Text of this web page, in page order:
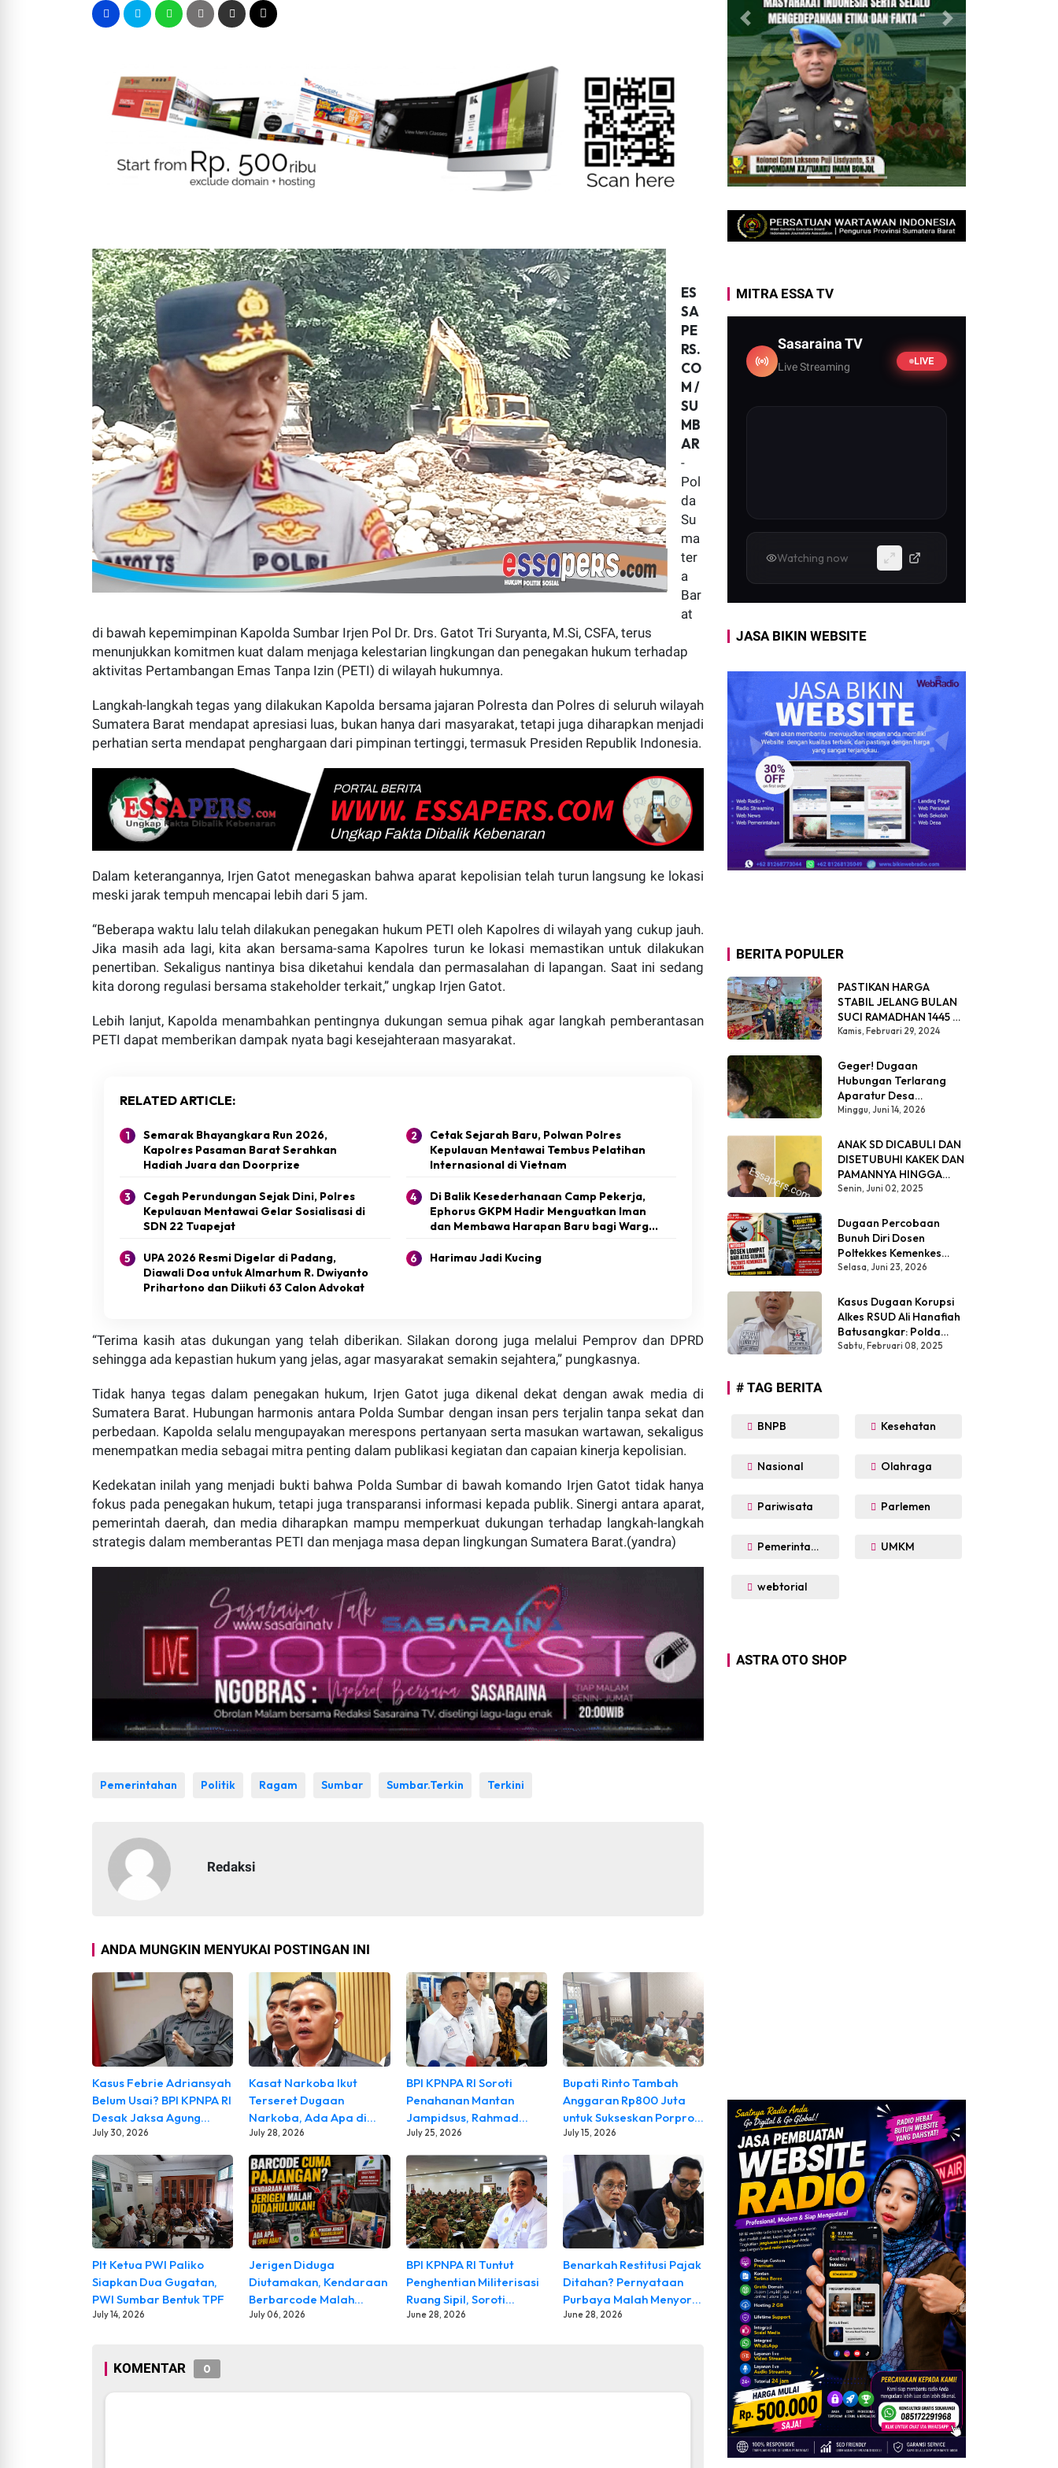
ES
SA
PE
RS.
CO
M /
SU
MB
AR
-
Pol
da
Su
ma
ter
a
Bar
at
di bawah kepemimpinan Kapolda Sumbar Irjen Pol Dr. Drs. Gatot Tri Suryanta, M.Si, CSFA, terus
menunjukkan komitmen kuat dalam menjaga kelestarian lingkungan dan penegakan hukum terhadap
aktivitas Pertambangan Emas Tanpa Izin (PETI) di wilayah hukumnya.
Langkah-langkah tegas yang dilakukan Kapolda bersama jajaran Polresta dan Polres di seluruh wilayah
Sumatera Barat mendapat apresiasi luas, bukan hanya dari masyarakat, tetapi juga diharapkan menjadi
perhatian serta mendapat penghargaan dari pimpinan tertinggi, termasuk Presiden Republik Indonesia.
Dalam keterangannya, Irjen Gatot menegaskan bahwa aparat kepolisian telah turun langsung ke lokasi
meski jarak tempuh mencapai lebih dari 5 jam.
“Beberapa waktu lalu telah dilakukan penegakan hukum PETI oleh Kapolres di wilayah yang cukup jauh.
Jika masih ada lagi, kita akan bersama-sama Kapolres turun ke lokasi memastikan untuk dilakukan
penertiban. Sekaligus nantinya bisa diketahui kendala dan permasalahan di lapangan. Saat ini sedang
kita dorong regulasi bersama stakeholder terkait,” ungkap Irjen Gatot.
Lebih lanjut, Kapolda menambahkan pentingnya dukungan semua pihak agar langkah pemberantasan
PETI dapat memberikan dampak nyata bagi kesejahteraan masyarakat.
RELATED ARTICLE
Semarak Bhayangkara Run 2026,
Kapolres Pasaman Barat Serahkan
Hadiah Juara dan Doorprize
Cetak Sejarah Baru, Polwan Polres
Kepulauan Mentawai Tembus Pelatihan
Internasional di Vietnam
Cegah Perundungan Sejak Dini, Polres
Kepulauan Mentawai Gelar Sosialisasi di
SDN 22 Tuapejat
Di Balik Kesederhanaan Camp Pekerja,
Ephorus GKPM Hadir Menguatkan Iman
dan Membawa Harapan Baru bagi Warga
UPA 2026 Resmi Digelar di Padang,
Diawali Doa untuk Almarhum R. Dwiyanto
Prihartono dan Diikuti 63 Calon Advokat
Harimau Jadi Kucing
“Terima kasih atas dukungan yang telah diberikan. Silakan dorong juga melalui Pemprov dan DPRD
sehingga ada kepastian hukum yang jelas, agar masyarakat semakin sejahtera,” pungkasnya.
Tidak hanya tegas dalam penegakan hukum, Irjen Gatot juga dikenal dekat dengan awak media di
Sumatera Barat. Hubungan harmonis antara Polda Sumbar dengan insan pers terjalin tanpa sekat dan
perbedaan. Kapolda selalu mengupayakan merespons pertanyaan serta masukan wartawan, sekaligus
menempatkan media sebagai mitra penting dalam publikasi kegiatan dan capaian kinerja kepolisian.
Kedekatan inilah yang menjadi bukti bahwa Polda Sumbar di bawah komando Irjen Gatot tidak hanya
fokus pada penegakan hukum, tetapi juga transparansi informasi kepada publik. Sinergi antara aparat,
pemerintah daerah, dan media diharapkan mampu memperkuat dukungan terhadap langkah-langkah
strategis dalam memberantas PETI dan menjaga masa depan lingkungan Sumatera Barat.(yandra)
Pemerintahan Politik Ragam Sumbar Sumbar.Terkin Terkini
Redaksi
ANDA MUNGKIN MENYUKAI POSTINGAN INI
Kasus Febrie Adriansyah
Belum Usai? BPI KPNPA RI
Desak Jaksa Agung
Mundur, Semua Aktor
Diusut Tuntas
July 30, 2026
Kasat Narkoba Ikut
Terseret Dugaan
Narkoba, Ada Apa di
Internal Polri?
July 28, 2026
BPI KPNPA RI Soroti
Penahanan Mantan
Jampidsus, Rahmad
Sukendar: Jangan Ada
Perlakuan Istimewa,
Publik Berhak Mendapat
Kepastian
July 25, 2026
Bupati Rinto Tambah
Anggaran Rp800 Juta
untuk Sukseskan Porprov
Sumbar XVI 2026,
Mentawai Matangkan
Persiapan Jadi Tuan
Rumah Lima Cabang
Olahraga
July 15, 2026
Plt Ketua PWI Paliko
Siapkan Dua Gugatan,
PWI Sumbar Bentuk TPF
July 14, 2026
Jerigen Diduga
Diutamakan, Kendaraan
Berbarcode Malah
Mengantre! Warga
July 06, 2026
BPI KPNPA RI Tuntut
Penghentian Militerisasi
Ruang Sipil, Soroti
Kematian Lima Peserta
June 28, 2026
Benarkah Restitusi Pajak
Ditahan? Pernyataan
Purbaya Malah Menyorot
Dugaan Oknum DJP
June 28, 2026
KOMENTAR 0
MITRA ESSA TV
Sasaraina TV
Live Streaming LIVE
Watching now
JASA BIKIN WEBSITE
BERITA POPULER
PASTIKAN HARGA
STABIL JELANG BULAN
SUCI RAMADHAN 1445 H,
BABINSA SIKABALUAN
PENEGECEKAN HARGA
SEMBAKO
Kamis, Februari 29, 2024
Geger! Dugaan
Hubungan Terlarang
Aparatur Desa
Terungkap dari Temuan
Dalam Semak Belukar
Minggu, Juni 14, 2026
ANAK SD DICABULI DAN
DISETUBUHI KAKEK DAN
PAMANNYA HINGGA
HAMIL
Senin, Juni 02, 2025
Dugaan Percobaan
Bunuh Diri Dosen
Poltekkes Kemenkes
Padang Hebohkan
Kejadian Masih Simpang
Siur
Selasa, Juni 23, 2026
Kasus Dugaan Korupsi
Alkes RSUD Ali Hanafiah
Batusangkar: Polda
Sumbar Diminta
Sabtu, Februari 08, 2025
# TAG BERITA
BNPB Kesehatan
Nasional Olahraga
Pariwisata Parlemen
Pemerintahan UMKM
webtorial
ASTRA OTO SHOP